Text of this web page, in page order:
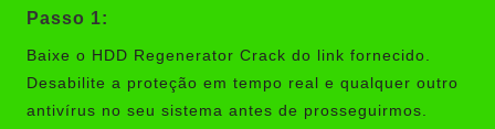
Passo 1:
Baixe o HDD Regenerator Crack do link fornecido.
Desabilite a proteção em tempo real e qualquer outro
antivírus no seu sistema antes de prosseguirmos.